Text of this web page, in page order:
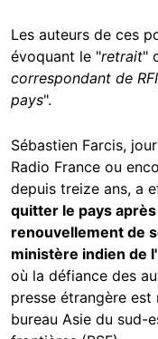
Les auteurs de ces
évoquant le "retrait"
correspondant de
pays".
Sébastien Farcis,
Radio France ou
depuis treize ans, a
quitter le pays
renouvellement de
ministère indien de
où la défiance des
presse étrangère est
bureau Asie du sud-